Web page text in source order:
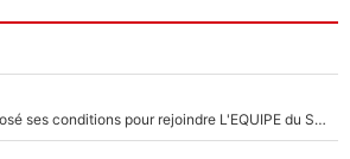
Raymond Domenech a posé ses conditions pour rejoindre L'EQUIPE du Soir : Il refuse de faire l'émission avec un autre chroniqueur !